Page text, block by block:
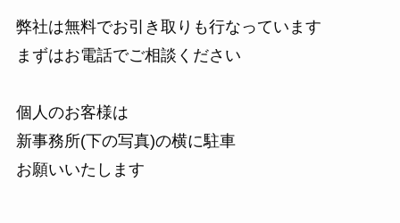
弊社は無料でお引き取りも行なっています
まずはお電話でご相談ください
個人のお客様は
新事務所(下の写真)の横に駐車
お願いいたします